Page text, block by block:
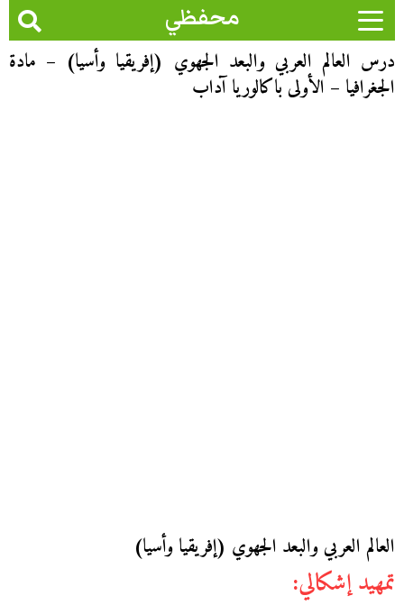
محفظي
درس العالم العربي والبعد الجهوي (إفريقيا وأسيا) – مادة
الجغرافيا – الأولى باكالوريا آداب
العالم العربي والبعد الجهوي (إفريقيا وأسيا)
تمهيد إشكالي: